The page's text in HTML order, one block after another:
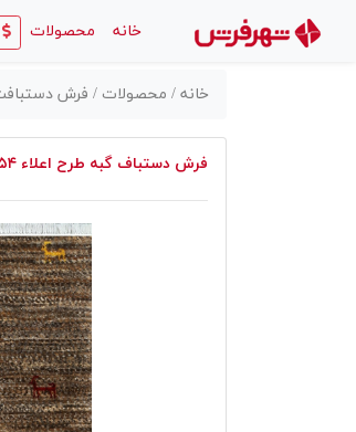
خانه
(current) محصولات
خانه / محصولات / فرش
فرش دستباف گبه طرح اعلاء ۶۹۵۵۴